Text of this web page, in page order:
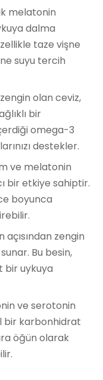
melatonin
dalma
taze vişne
suyu tercih
olan ceviz,
bir
omega-3
destekler.
ve melatonin
bir etkiye sahiptir.
boyunca
zengin
Bu besin,
bir uykuya
ve serotonin
bir karbonhidrat
öğün olarak